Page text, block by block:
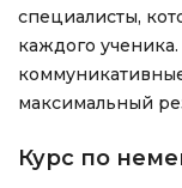
специалисты,
каждого
максимальный
Курс по